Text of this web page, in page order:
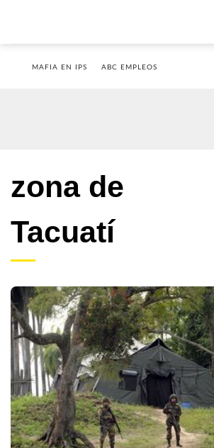
MAFIA EN IPS ABC EMPLEOS
zona de
Tacuatí